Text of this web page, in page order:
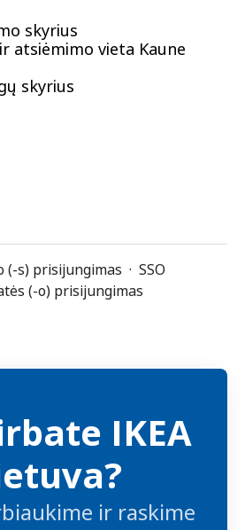
skyrius
atsiėmimo vieta Kaune
skyrius
(-s) prisijungimas · SSO
(-o) prisijungimas
IKEA
ir raskime